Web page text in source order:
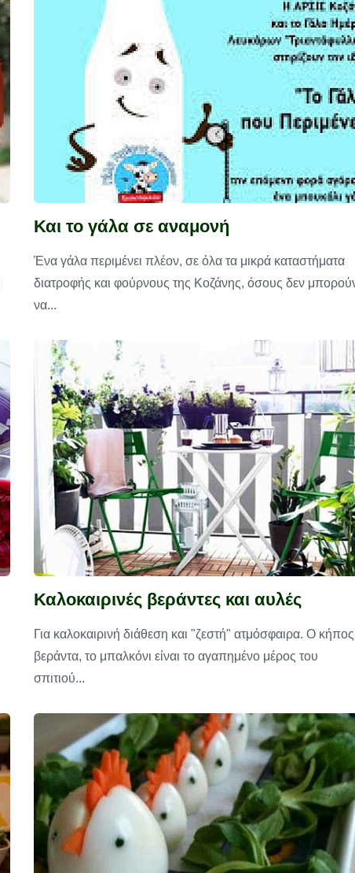
Και το γάλα σε αναμονή
Ένα γάλα περιμένει πλέον, σε όλα τα μικρά καταστήματα
διατροφής και φούρνους της Κοζάνης, όσους δεν
να...
Καλοκαιρινές βεράντες και αυλές
Για καλοκαιρινή διάθεση και "ζεστή" ατμόσφαιρα. Ο
βεράντα, το μπαλκόνι είναι το αγαπημένο μέρος του
σπιτιού...